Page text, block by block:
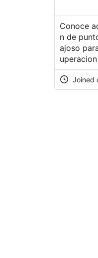
Conoce
n de
ajoso
Joined